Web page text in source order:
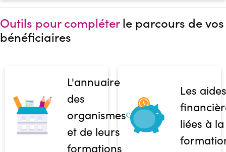
Outils pour compléterle parcours de vos
bénéficiaires
L'annuaire
des
organismes
et de leurs
formations
Les aides
liées à la